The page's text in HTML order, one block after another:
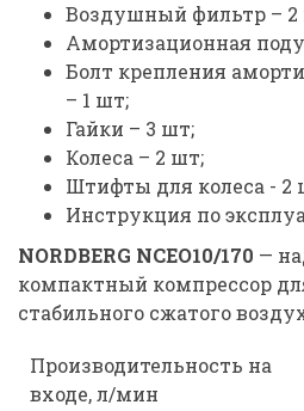
Воздушный фильтр – 2
Амортизационная
Болт крепления
– 1 шт;
Гайки – 3 шт;
Колеса – 2 шт;
Штифты для колеса - 2
Инструкция по
NORDBERG NCEO10/170 —
компактный компрессор
стабильного сжатого
Производительность на
входе, л/мин